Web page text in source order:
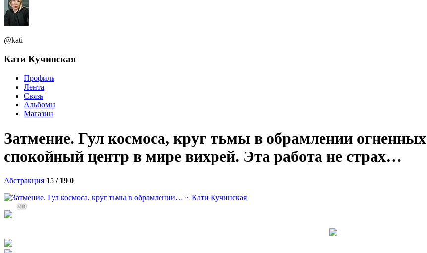
@kati
Кати Кучинская
Профиль
Лента
Связь
Альбомы
Магазин
Затмение. Гул космоса, круг тьмы в обрамлении
спокойный центр в мире вихрей. Эта работа не страх…
Абстракция 15 / 19 0
219